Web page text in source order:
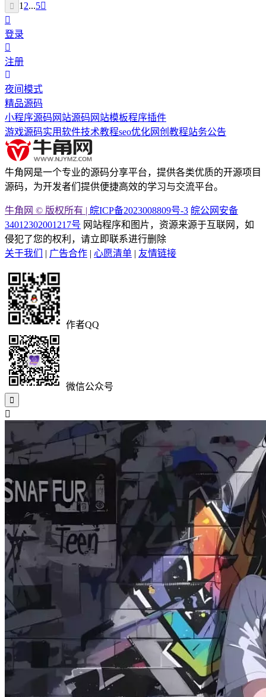
1 2...5
登录
注册
夜间模式
精品源码
小程序源码 网站源码 网站模板程序插件
游戏源码实用软件技术教程seo优化网创教程站务公告
牛角网是一个专业的源码分享平台，提供各类优质的开源项目
源码，为开发者们提供便捷高效的学习与交流平台。
牛角网 © 版权所有 | 皖ICP备2023008809号-3 皖公网安备
34012302001217号 网站程序和图片，资源来源于互联网，如
侵犯了您的权利，请立即联系进行删除
关于我们
| 广告合作 | 心愿清单 | 友情链接
作者QQ
微信公众号